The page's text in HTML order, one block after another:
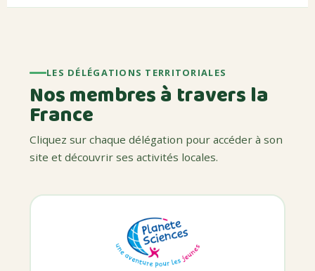
LES DÉLÉGATIONS TERRITORIALES
Nos membres à travers la
France
Cliquez sur chaque délégation pour accéder à son
site et découvrir ses activités locales.